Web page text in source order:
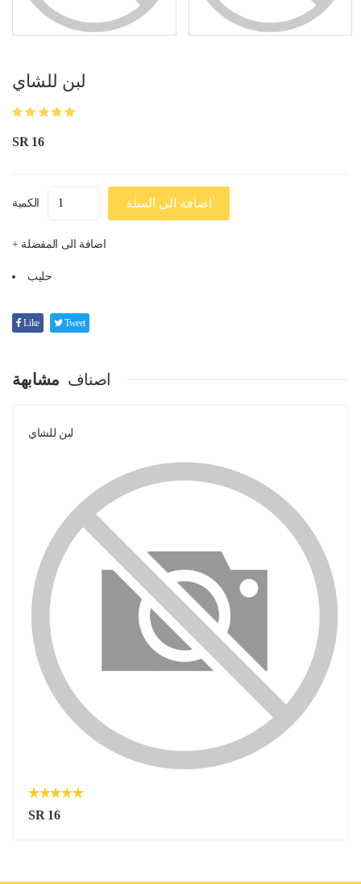
لبن للشاي
SR 16
الكمية اضافة الى السلة
+ اضافة الى المفضلة
حليب
Like Tweet
اصناف مشابهة
لبن للشاي
SR 16